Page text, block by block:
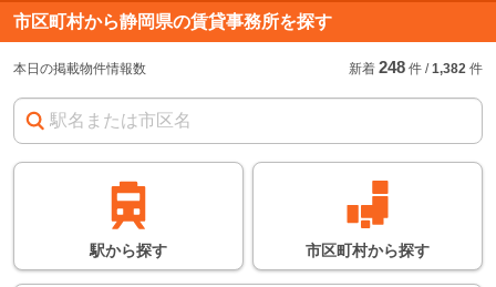
市区町村から静岡県の賃貸事務所を探す
本日の掲載物件情報数 新着 248 件 /1,382 件
駅から探す 市区町村から探す